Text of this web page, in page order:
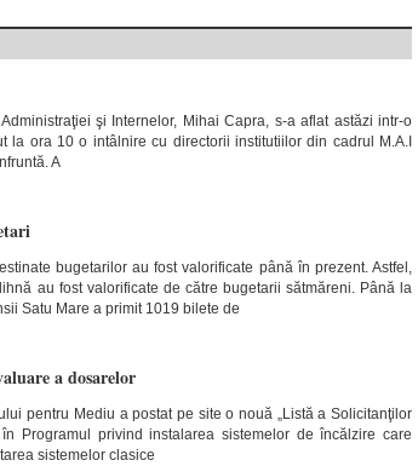
şi Internelor, Mihai Capra, s-a aflat astăzi intr-o
la ora 10 o intâlnire cu directorii institutiilor din cadrul M.A.I
A
bugetarilor au fost valorificate până în prezent. Astfel,
au fost valorificate de către bugetarii sătmăreni. Până la
Satu Mare a primit 1019 bilete de
a dosarelor
pentru Mediu a postat pe site o nouă „Listă a Solicitanţilor
Programul privind instalarea sistemelor de încălzire care
sistemelor clasice